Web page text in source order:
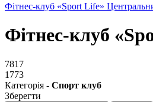
Фітнес-клуб «Sport Life»
Фітнес-клуб
7817
1773
Категорія - Спорт клуб
Зберегти